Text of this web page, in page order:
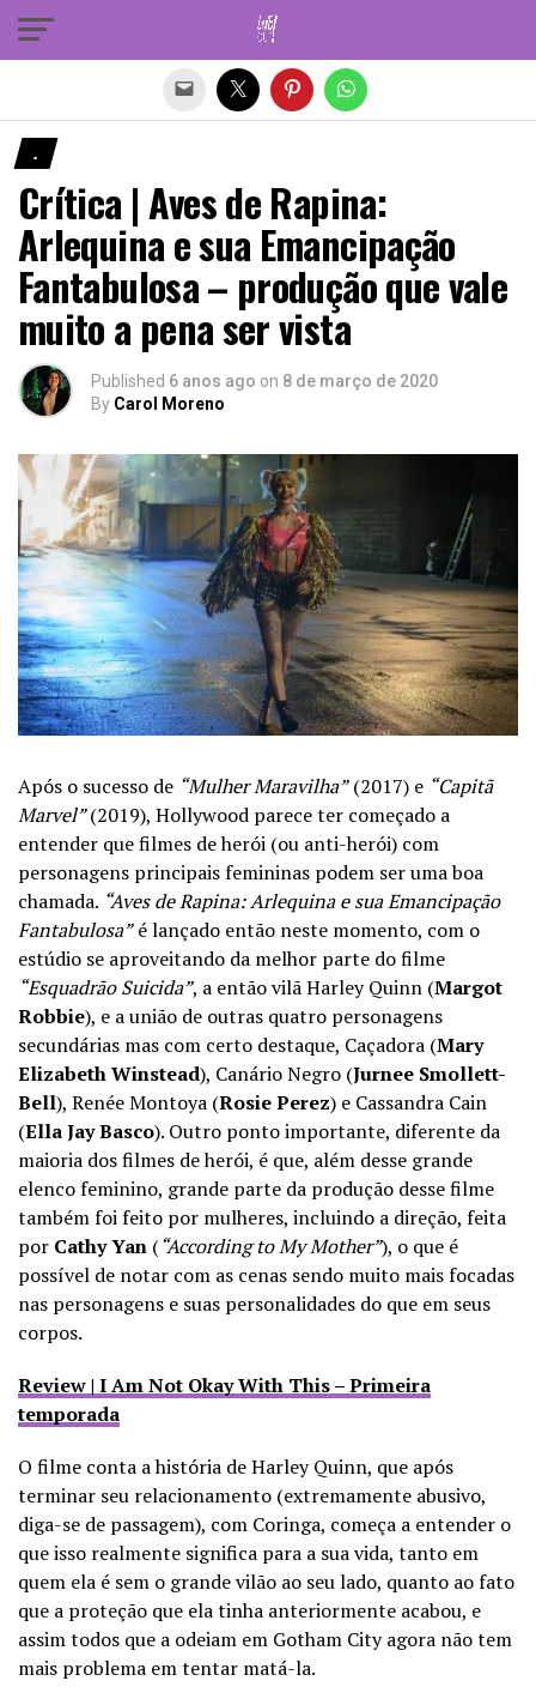
.
Crítica | Aves de Rapina:
Arlequina e sua Emancipação
Fantabulosa – produção que vale
muito a pena ser vista
Published 6 anos ago on 8 de março de 2020
By Carol Moreno
Após o sucesso de “Mulher Maravilha”(2017) e “Capitã
Marvel”(2019), Hollywood parece ter começado a
entender que filmes de herói (ou anti-herói) com
personagens principais femininas podem ser uma boa
chamada. “Aves de Rapina: Arlequina e sua Emancipação
Fantabulosa”é lançado então neste momento, com o
estúdio se aproveitando da melhor parte do filme
“Esquadrão Suicida”, a então vilã Harley Quinn (Margot
Robbie), e a união de outras quatro personagens
secundárias mas com certo destaque, Caçadora (Mary
Elizabeth Winstead), Canário Negro (Jurnee Smollett-
Bell), Renée Montoya (Rosie Perez) e Cassandra Cain
(Ella Jay Basco). Outro ponto importante, diferente da
maioria dos filmes de herói, é que, além desse grande
elenco feminino, grande parte da produção desse filme
também foi feito por mulheres, incluindo a direção, feita
por Cathy Yan (“According to My Mother”), o que é
possível de notar com as cenas sendo muito mais focadas
nas personagens e suas personalidades do que em seus
corpos.
Review | I Am Not Okay With This – Primeira
temporada
O filme conta a história de Harley Quinn, que após
terminar seu relacionamento (extremamente abusivo,
diga-se de passagem), com Coringa, começa a entender o
que isso realmente significa para a sua vida, tanto em
quem ela é sem o grande vilão ao seu lado, quanto ao fato
que a proteção que ela tinha anteriormente acabou, e
assim todos que a odeiam em Gotham City agora não tem
mais problema em tentar matá-la.
Sair da versão mobile